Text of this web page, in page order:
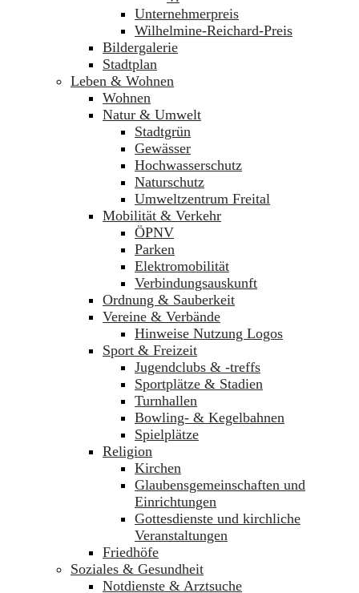
Unternehmerpreis
Wilhelmine-Reichard-Preis
Bildergalerie
Stadtplan
Leben & Wohnen
Wohnen
Natur & Umwelt
Stadtgrün
Gewässer
Hochwasserschutz
Naturschutz
Umweltzentrum Freital
Mobilität & Verkehr
ÖPNV
Parken
Elektromobilität
Verbindungsauskunft
Ordnung & Sauberkeit
Vereine & Verbände
Hinweise Nutzung Logos
Sport & Freizeit
Jugendclubs & -treffs
Sportplätze & Stadien
Turnhallen
Bowling- & Kegelbahnen
Spielplätze
Religion
Kirchen
Glaubensgemeinschaften und
Einrichtungen
Gottesdienste und kirchliche
Veranstaltungen
Friedhöfe
Soziales & Gesundheit
Notdienste & Arztsuche